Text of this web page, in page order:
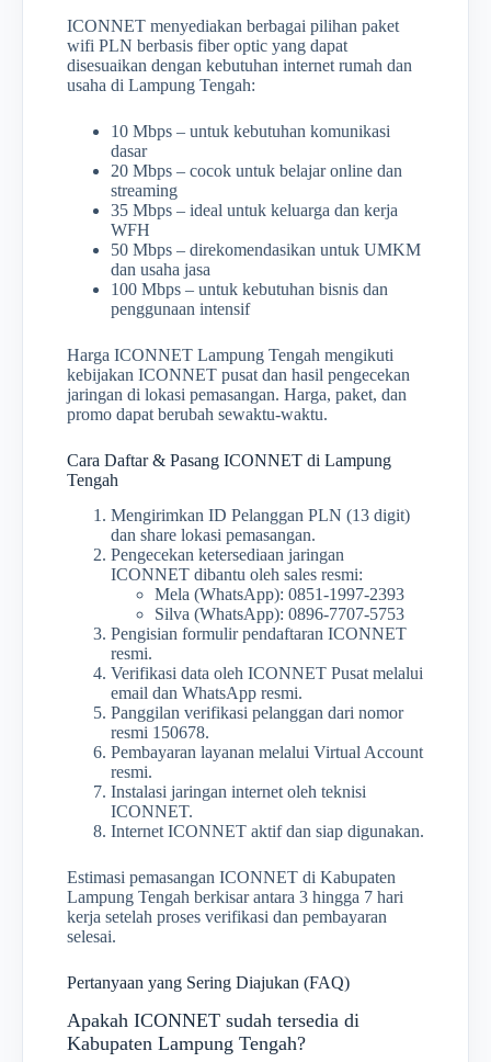
ICONNET menyediakan berbagai pilihan paket
wifi PLN berbasis fiber optic yang dapat
disesuaikan dengan kebutuhan internet rumah dan
usaha di Lampung Tengah:
10 Mbps – untuk kebutuhan komunikasi
dasar
20 Mbps – cocok untuk belajar online dan
streaming
35 Mbps – ideal untuk keluarga dan kerja
WFH
50 Mbps – direkomendasikan untuk UMKM
dan usaha jasa
100 Mbps – untuk kebutuhan bisnis dan
penggunaan intensif
Harga ICONNET Lampung Tengah mengikuti
kebijakan ICONNET pusat dan hasil pengecekan
jaringan di lokasi pemasangan. Harga, paket, dan
promo dapat berubah sewaktu-waktu.
Cara Daftar & Pasang ICONNET di Lampung
Tengah
Mengirimkan ID Pelanggan PLN (13 digit)
dan share lokasi pemasangan.
Pengecekan ketersediaan jaringan
ICONNET dibantu oleh sales resmi:
Mela (WhatsApp): 0851-1997-2393
Silva (WhatsApp): 0896-7707-5753
Pengisian formulir pendaftaran ICONNET
resmi.
Verifikasi data oleh ICONNET Pusat melalui
email dan WhatsApp resmi.
Panggilan verifikasi pelanggan dari nomor
resmi 150678.
Pembayaran layanan melalui Virtual Account
resmi.
Instalasi jaringan internet oleh teknisi
ICONNET.
Internet ICONNET aktif dan siap digunakan.
Estimasi pemasangan ICONNET di Kabupaten
Lampung Tengah berkisar antara 3 hingga 7 hari
kerja setelah proses verifikasi dan pembayaran
selesai.
Pertanyaan yang Sering Diajukan (FAQ)
Apakah ICONNET sudah tersedia di
Kabupaten Lampung Tengah?